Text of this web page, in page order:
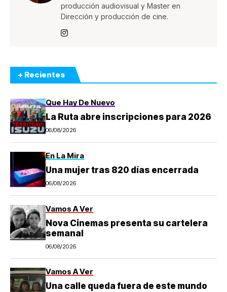
producción audiovisual y Master en
Dirección y producción de cine.
+ Recientes
Que Hay De Nuevo
La Ruta abre inscripciones para 2026
06/08/2026
En La Mira
Una mujer tras 820 días encerrada
06/08/2026
Vamos A Ver
Nova Cinemas presenta su cartelera
semanal
06/08/2026
Vamos A Ver
Una calle queda fuera de este mundo